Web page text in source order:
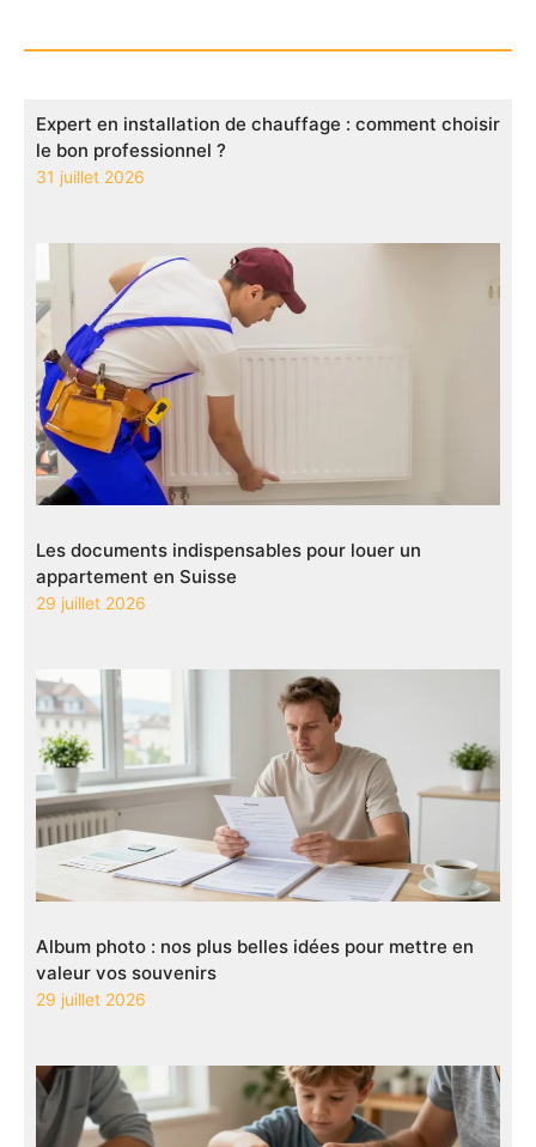
Expert en installation de chauffage : comment choisir
le bon professionnel ?
31 juillet 2026
Les documents indispensables pour louer un
appartement en Suisse
29 juillet 2026
Album photo : nos plus belles idées pour mettre en
valeur vos souvenirs
29 juillet 2026